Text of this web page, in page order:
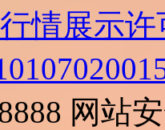
情展示许
网站